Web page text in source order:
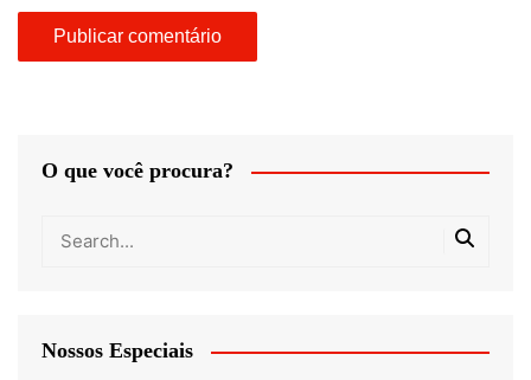
O que você procura?
Nossos Especiais